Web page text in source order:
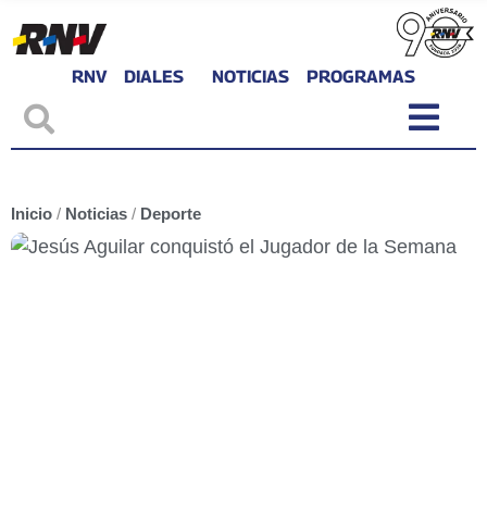
RNV DIALES NOTICIAS PROGRAMAS
Inicio / Noticias / Deporte